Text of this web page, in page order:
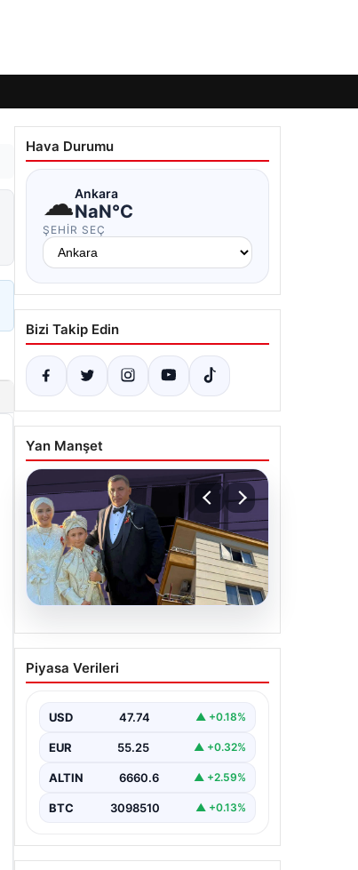
Hava Durumu
☁Ankara
NaN°C
ŞEHIR SEÇ
Bizi Takip Edin
Yan Manşet
Çanakkale’de böcek
ilaçlaması felakete
annesi yoğun bakımda
Piyasa Verileri
USD 47.74 ▲ +0.18%
EUR 55.25 ▲ +0.32%
ALTIN 6660.6 ▲ +2.59%
BTC 3098510 ▲ +0.13%